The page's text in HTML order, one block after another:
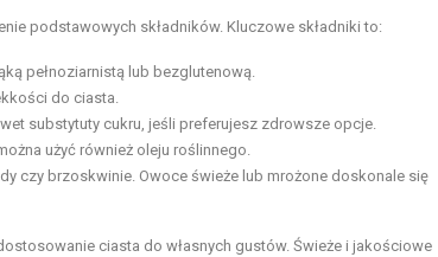
podstawowych składników. Kluczowe składniki to:
pełnoziarnistą lub bezglutenową.
do ciasta.
substytuty cukru, jeśli preferujesz zdrowsze opcje.
użyć również oleju roślinnego.
czy brzoskwinie. Owoce świeże lub mrożone doskonale się
ciasta do własnych gustów. Świeże i jakościowe